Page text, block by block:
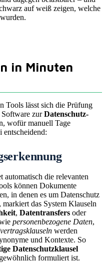
auf weiß zeigen, welche
in Minuten
Tools lässt sich die Prüfung
Software zurDatenschutz-
wofür manuell Tage
entscheidend:
die relevanten
können Dokumente
in denen es um Datenschutz
markiert das System Klauseln
, Datentransfers oder
personenbezogene Daten,
werden
und Kontexte. So
Datenschutzklausel
formuliert ist.